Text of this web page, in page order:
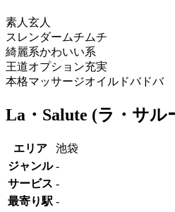
素人 玄人
スレンダー ムチムチ
綺麗系かわいい系
王道オプション充実
本格マッサージオイルドバドバ
La・Salute (ラ・サル
エリア
池袋
ジャンル -
サービス -
最寄り駅 -